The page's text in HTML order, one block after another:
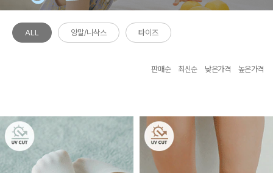
ALL 양말/니삭스 타이즈
판매순 최신순 낮은가격 높은가격